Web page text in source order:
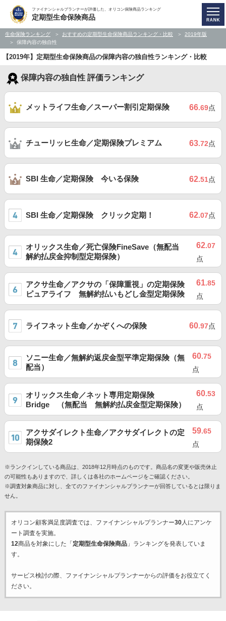
ファイナンシャルプランナーが評価した、オリコン保険商品ランキング
定期型生命保険商品
生命保険ランキング おすすめの定期型生命保険商品ランキング・比較
2019年版
保障内容の独自性
【2019年】定期型生命保険商品の保障内容の独自性ランキング・比較
保障内容の独自性 評価ランキング
メットライフ生命／スーパー割引定期保険 66.69点
チューリッヒ生命／定期保険プレミアム 63.72点
SBI 生命／定期保険 今いる保険 62.51点
SBI 生命／定期保険 クリック定期！ 62.07点
オリックス生命／死亡保険FineSave（無配当
解約払戻金抑制型定期保険）
62.07
点
アクサ生命／アクサの「保障重視」の定期保険
ピュアライフ 無解約払いもどし金型定期保険
61.85
点
ライフネット生命／かぞくへの保険 60.97点
ソニー生命／無解約返戻金型平準定期保険（無
配当）
60.75
点
オリックス生命／ネット専用定期保険
Bridge （無配当 無解約払戻金型定期保険）
60.53
点
アクサダイレクト生命／アクサダイレクトの定
期保険2
59.65
点
※ランクインしている商品は、2018年12月時点のものです。商品名の変更や販売休止
の可能性もありますので、詳しくは各社のホームページをご確認ください。
※調査対象商品に対し、全てのファイナンシャルプランナーが回答しているとは限りま
せん。
オリコン顧客満足度調査では、ファイナンシャルプランナー30人にアンケ
ート調査を実施。
12商品を対象にした「 定期型生命保険商品」ランキングを発表していま
す。
サービス検討の際、ファイナンシャルプランナーからの評価をお役立てく
ださい。